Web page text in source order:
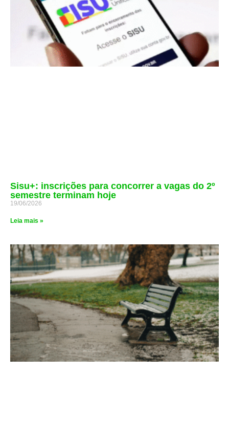
Sisu+: inscrições para concorrer a vagas do 2º
semestre terminam hoje
19/06/2026
Leia mais »